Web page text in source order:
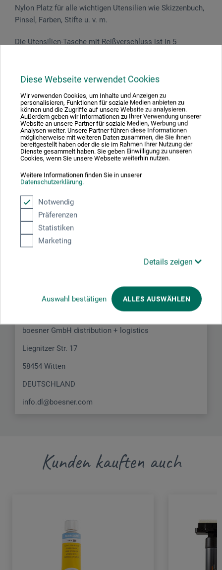
Diese Webseite verwendet Cookies
Wir verwenden Cookies, um Inhalte und Anzeigen zu
personalisieren, Funktionen für soziale Medien anbieten zu
können und die Zugriffe auf unsere Website zu analysieren.
Außerdem geben wir Informationen zu Ihrer Verwendung unserer
Website an unsere Partner für soziale Medien, Werbung und
Analysen weiter. Unsere Partner führen diese Informationen
möglicherweise mit weiteren Daten zusammen, die Sie ihnen
bereitgestellt haben oder die sie im Rahmen Ihrer Nutzung der
Dienste gesammelt haben. Sie geben Einwilligung zu unseren
Cookies, wenn Sie unsere Webseite weiterhin nutzen.
Weitere Informationen finden Sie in unserer
Datenschutzerklärung.
Notwendig
Präferenzen
Statistiken
Marketing
Details zeigen
Auswahl bestätigen ALLES AUSWÄHLEN
Nylon Platz für alle wichtigen Utensilien wie Skizzenbuch,
Pinsel, Farben, Stifte u. v. m.
Die Utensilien-Tasche mit Reißverschluss ist in 5
Bordeauxrot Farbcode BOR
Produktbewertungen (0)
Schreiben Sie die erste Bewertung zu diesem Produkt
Hersteller-Kontakt
Hier finden Sie die Kontaktdaten des Herstellers zu
diesem Produkt.
boesner GmbH distribution + logistics
Liegnitzer Str. 17
58454 Witten
DEUTSCHLAND
info.dl@boesner.com
Kunden kauften auch